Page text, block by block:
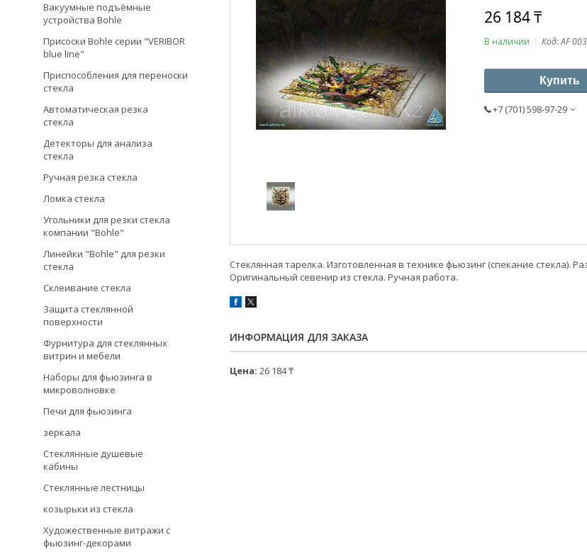
26 184 ₸
В наличии Код:AF
Купить
+7 (701) 598-97-29
Стеклянная тарелка. Изготовленная в технике фьюзинг (спекание стекла).
Оригинальный севенир из стекла. Ручная работа.
ИНФОРМАЦИЯ ДЛЯ ЗАКАЗА
Цена: 26 184 ₸
Вакуумные подъёмные
устройства Bohle
Присоски Bohle серии "VERIBOR
blue line"
Приспособления для переноски
стекла
Автоматическая резка
стекла
Детекторы для анализа
стекла
Ручная резка стекла
Ломка стекла
Угольники для резки стекла
компании "Bohle"
Линейки "Bohle" для резки
стекла
Склеивание стекла
Защита стеклянной
поверхности
Фурнитура для стеклянных
витрин и мебели
Наборы для фьюзинга в
микроволновке
Печи для фьюзинга
зеркала
Стеклянные душевые
кабины
Стеклянные лестницы
козырьки из стекла
Художественные витражи с
фьюзинг-декорами